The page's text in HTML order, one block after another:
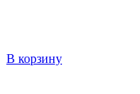
В корзину